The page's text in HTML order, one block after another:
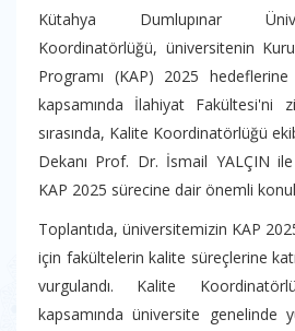
Kütahya Dumlupınar
Koordinatörlüğü, üniversitenin
Programı (KAP) 2025
kapsamında İlahiyat Fakültesi'ni
sırasında, Kalite Koordinatörlüğü
Dekanı Prof. Dr. İsmail YALÇIN
KAP 2025 sürecine dair önemli
Toplantıda, üniversitemizin KAP
için fakültelerin kalite süreçlerine
vurgulandı. Kalite
kapsamında üniversite genelinde